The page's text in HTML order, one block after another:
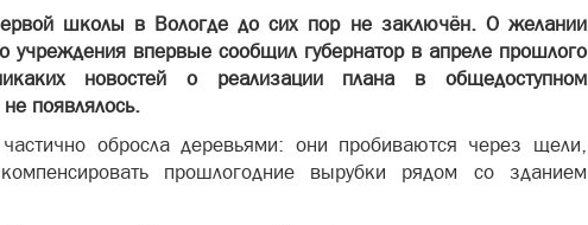
школы в Вологде до сих пор не заключён. О желании
учреждения впервые сообщил губернатор в апреле прошлого
новостей о реализации плана в общедоступном
появлялось.
обросла деревьями: они пробиваются через щели,
прошлогодние вырубки рядом со зданием